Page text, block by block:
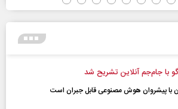
با جام‌جم آنلاین تشریح شد
با پیشرو‌ان هوش مصنوعی قابل جبران است